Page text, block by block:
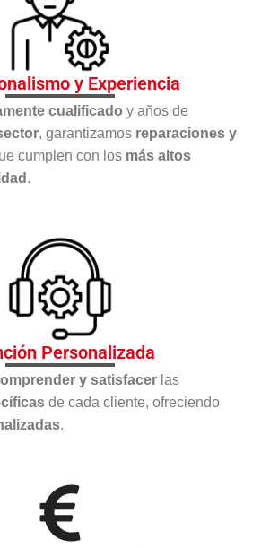
y Experiencia
cualificado y años de
, garantizamos reparaciones y
cumplen con los más altos
.
Personalizada
y satisfacer las
de cada cliente, ofreciendo
.